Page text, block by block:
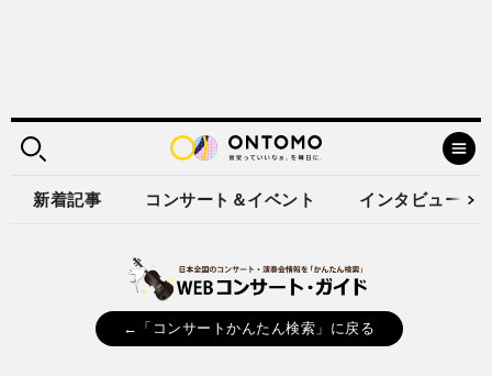
新着記事 コンサート＆イベント インタビュー
←「コンサートかんたん検索」に戻る